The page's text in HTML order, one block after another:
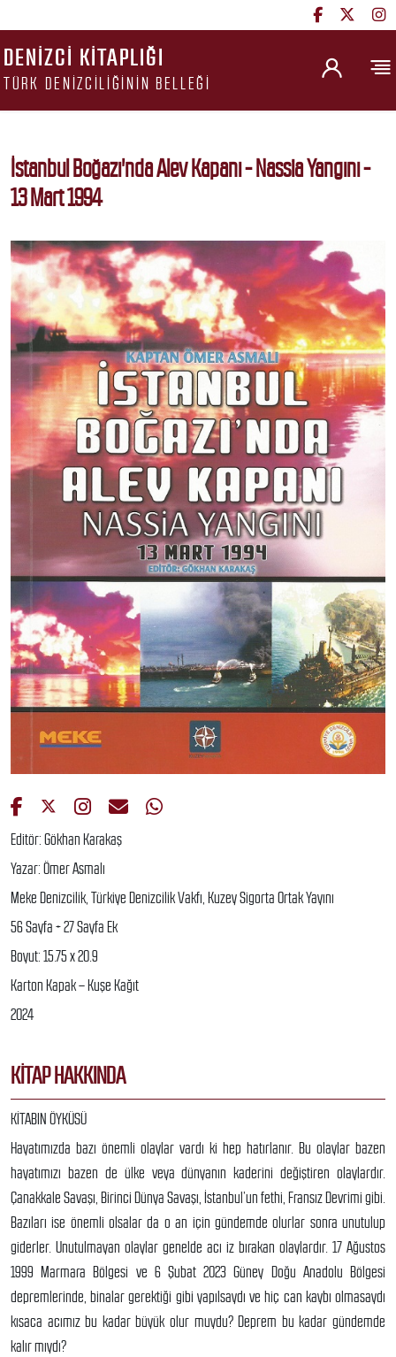
DENIZCI KITAPLIĞI
TÜRK DENIZCILIĞININ BELLEĞI
İstanbul Boğazı'nda Alev Kapanı - Nassia Yangını -
13 Mart 1994
Editör: Gökhan Karakaş
Yazar: Ömer Asmalı
Meke Denizcilik, Türkiye Denizcilik Vakfı, Kuzey Sigorta Ortak Yayını
56 Sayfa + 27 Sayfa Ek
Boyut: 15.75 x 20.9
Karton Kapak – Kuşe Kağıt
2024
KITAP HAKKINDA
KİTABIN ÖYKÜSÜ
Hayatımızda bazı önemli olaylar vardı ki hep hatırlanır. Bu olaylar bazen
hayatımızı bazen de ülke veya dünyanın kaderini değiştiren olaylardır.
Çanakkale Savaşı, Birinci Dünya Savaşı, İstanbul’un fethi, Fransız Devrimi gibi.
Bazıları ise önemli olsalar da o an için gündemde olurlar sonra unutulup
giderler. Unutulmayan olaylar genelde acı iz bırakan olaylardır. 17 Ağustos
1999 Marmara Bölgesi ve 6 Şubat 2023 Güney Doğu Anadolu Bölgesi
depremlerinde, binalar gerektiği gibi yapılsaydı ve hiç can kaybı olmasaydı
kısaca acımız bu kadar büyük olur muydu? Deprem bu kadar gündemde
kalır mıydı?